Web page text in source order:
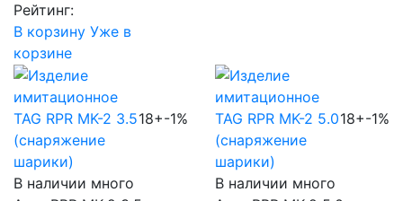
Рейтинг:
В корзину Уже в
корзине
18+-1%
В наличии много
18+-1%
В наличии много